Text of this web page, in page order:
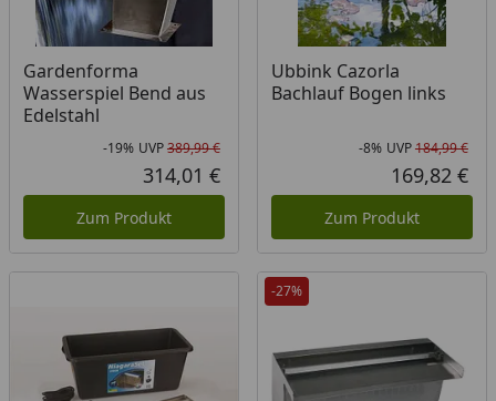
Gardenforma
Wasserspiel Bend aus
Edelstahl
Rabatt in Prozent
-19%
Ursprünglicher Preis
UVP389,99 €
Aktueller Preis
314,01 €
Zum Produkt
Ubbink Cazorla
Bachlauf Bogen links
-8% UVP184,99 €
169,82 €
Zum Produkt
-27%